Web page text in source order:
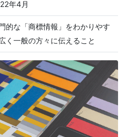
年4月
的な「商標情報」をわかりやす
く一般の方々に伝えること